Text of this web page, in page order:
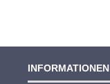
INFORMATIONEN